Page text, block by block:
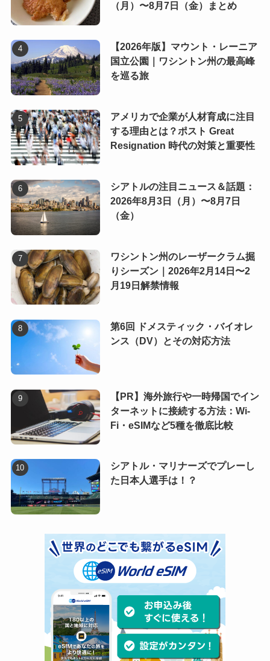
（月）〜8月7日（金）まとめ
【2026年版】マウント・レーニア
国立公園｜ワシントン州の最高峰
を巡る旅
アメリカで企業が人材育成に注目
する理由とは？ポスト Great
Resignation 時代の対策と重要性
シアトルの注目ニュース＆話題：
2026年8月3日（月）〜8月7日
（金）
ワシントン州のレーザークラム掘
りシーズン｜2026年2月14日〜2
月19日解禁情報
第6回 ドメスティック・バイオレ
ンス（DV）とその対応方法
【PR】海外旅行や一時帰国でイン
ターネットに接続する方法：Wi-
Fi・eSIMなど5種を徹底比較
シアトル・マリナーズでプレーし
た日本人選手は！？